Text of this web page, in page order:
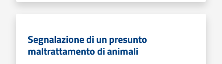
Segnalazione di un presunto
maltrattamento di animali